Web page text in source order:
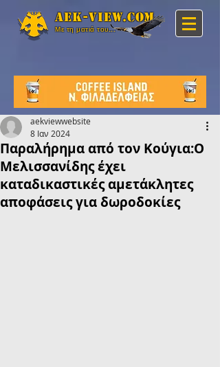
Aek-view.com
Με τη ματιά του...
Παραλήρημα από τον Κούγια:Ο
Μελισσανίδης έχει
καταδικαστικές αμετάκλητες
αποφάσεις για δωροδοκίες
aekviewwebsite
8 Ιαν 2024